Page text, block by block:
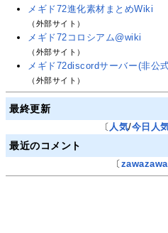
メギド72進化素材まとめWiki
（外部サイト）
メギド72コロシアム@wiki
（外部サイト）
メギド72discordサーバー(非公
（外部サイト）
最終更新
〔 人気/今日人
最近のコメント
〔